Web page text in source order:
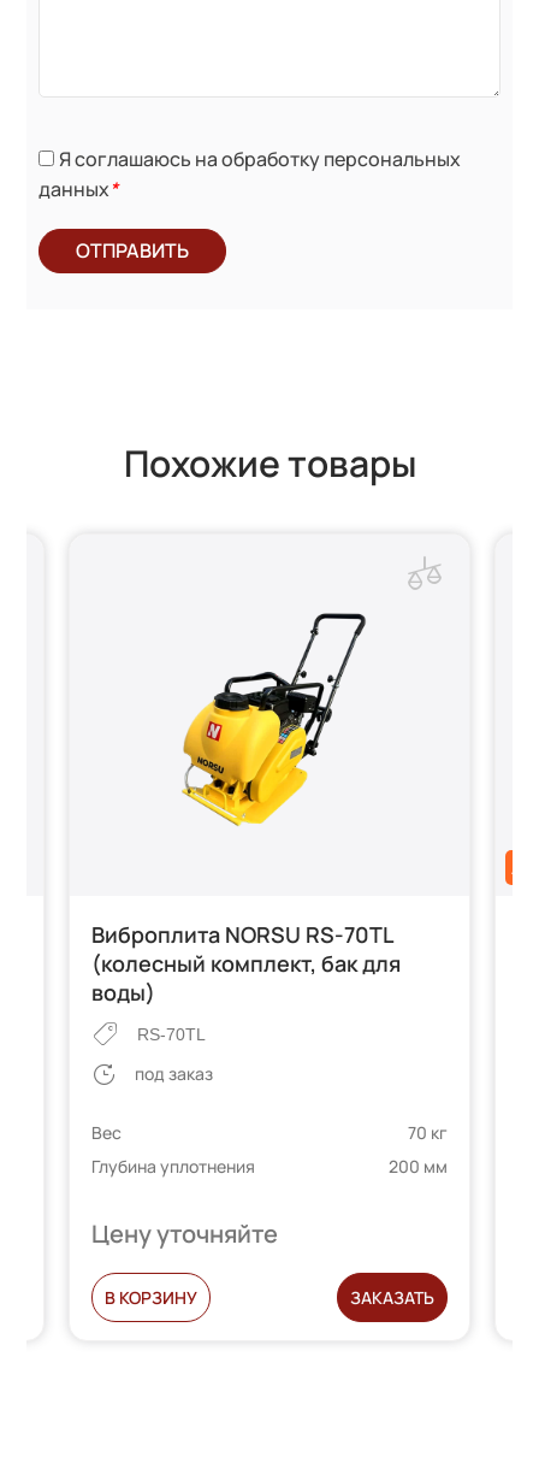
Я соглашаюсь на обработку персональных
данных*
ОТПРАВИТЬ
Похожие товары
Виброплита NORSU RS-70TL
(колесный комплект, бак для
воды)
RS-70TL
под заказ
Вес
70 кг
Глубина уплотнения
200 мм
Цену уточняйте
В КОРЗИНУ ЗАКАЗАТЬ